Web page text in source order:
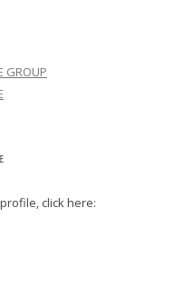
GROUP
click here: